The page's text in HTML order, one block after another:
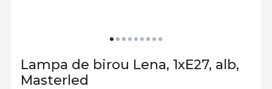
Lampa de birou Lena, 1xE27, alb,
Masterled